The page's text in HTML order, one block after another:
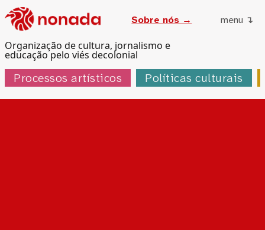
Organização de cultura, jornalismo e
educação pelo viés decolonial
Sobre nós → menu ↴
Processos artísticos Políticas culturais